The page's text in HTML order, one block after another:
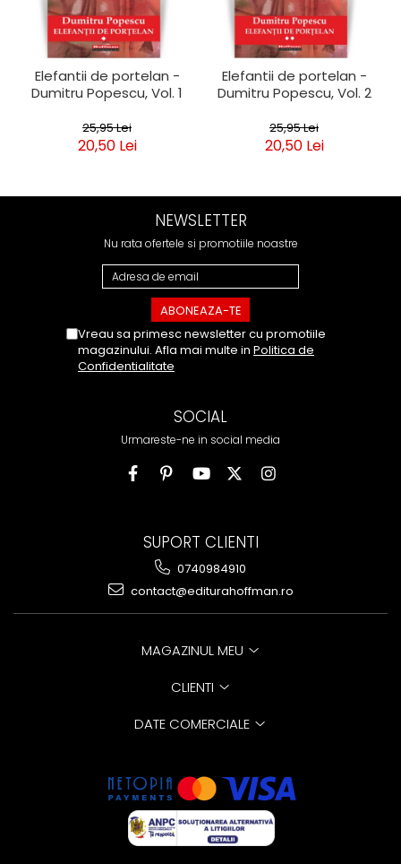
Elefantii de portelan -
Dumitru Popescu, Vol. 1
25,95 Lei
20,50 Lei
Elefantii de portelan -
Dumitru Popescu, Vol. 2
25,95 Lei
20,50 Lei
NEWSLETTER
Nu rata ofertele si promotiile noastre
Vreau sa primesc newsletter cu promotiile
magazinului. Afla mai multe in Politica de
Confidentialitate
SOCIAL
Urmareste-ne in social media
SUPORT CLIENTI
0740984910
contact@editurahoffman.ro
MAGAZINUL MEU
CLIENTI
DATE COMERCIALE